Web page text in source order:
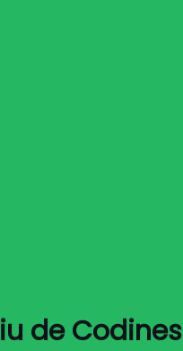
de Codines